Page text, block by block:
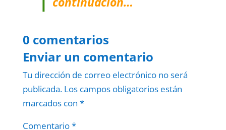
0 comentarios
Enviar un comentario
Tu dirección de correo electrónico no será
publicada. Los campos obligatorios están
marcados con *
Comentario*